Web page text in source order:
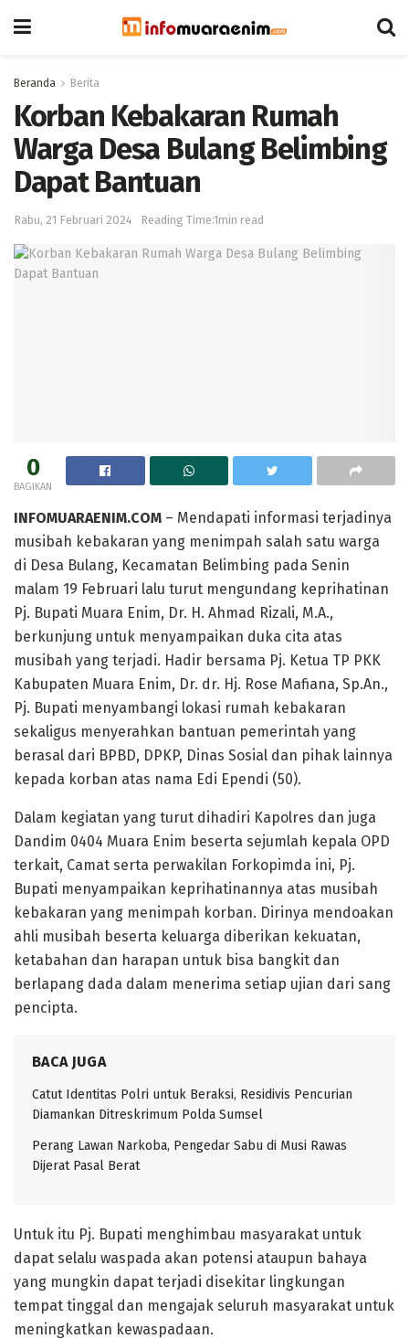
Beranda Berita
Korban Kebakaran Rumah
Warga Desa Bulang Belimbing
Dapat Bantuan
Rabu, 21 Februari 2024 Reading Time:1min read
0
BAGIKAN
INFOMUARAENIM.COM – Mendapati informasi terjadinya
musibah kebakaran yang menimpah salah satu warga
di Desa Bulang, Kecamatan Belimbing pada Senin
malam 19 Februari lalu turut mengundang keprihatinan
Pj. Bupati Muara Enim, Dr. H. Ahmad Rizali, M.A.,
berkunjung untuk menyampaikan duka cita atas
musibah yang terjadi. Hadir bersama Pj. Ketua TP PKK
Kabupaten Muara Enim, Dr. dr. Hj. Rose Mafiana, Sp.An.,
Pj. Bupati menyambangi lokasi rumah kebakaran
sekaligus menyerahkan bantuan pemerintah yang
berasal dari BPBD, DPKP, Dinas Sosial dan pihak lainnya
kepada korban atas nama Edi Ependi (50).
Dalam kegiatan yang turut dihadiri Kapolres dan juga
Dandim 0404 Muara Enim beserta sejumlah kepala OPD
terkait, Camat serta perwakilan Forkopimda ini, Pj.
Bupati menyampaikan keprihatinannya atas musibah
kebakaran yang menimpah korban. Dirinya mendoakan
ahli musibah beserta keluarga diberikan kekuatan,
ketabahan dan harapan untuk bisa bangkit dan
berlapang dada dalam menerima setiap ujian dari sang
pencipta.
BACA JUGA
Catut Identitas Polri untuk Beraksi, Residivis Pencurian
Diamankan Ditreskrimum Polda Sumsel
Perang Lawan Narkoba, Pengedar Sabu di Musi Rawas
Dijerat Pasal Berat
Untuk itu Pj. Bupati menghimbau masyarakat untuk
dapat selalu waspada akan potensi ataupun bahaya
yang mungkin dapat terjadi disekitar lingkungan
tempat tinggal dan mengajak seluruh masyarakat untuk
meningkatkan kewaspadaan.